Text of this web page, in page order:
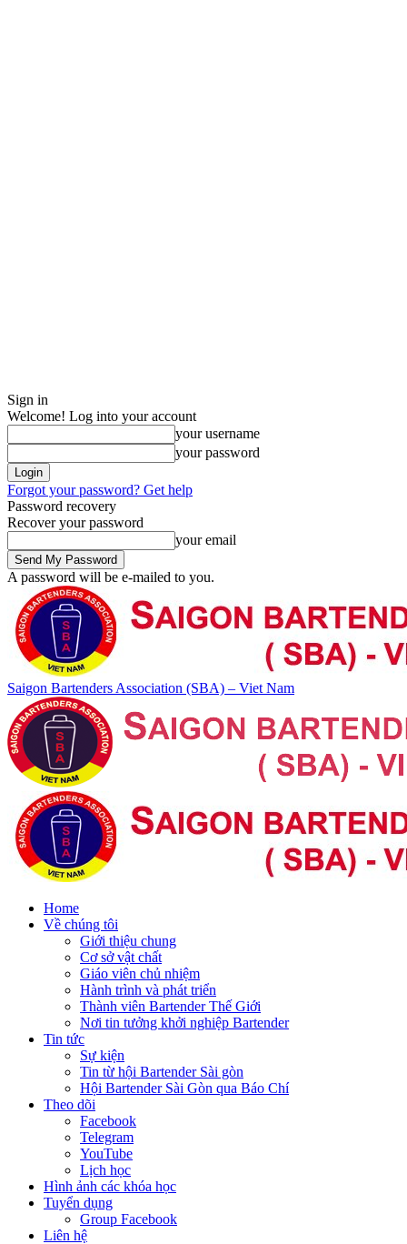
Sign in
Welcome! Log into your account
your username
your password
Forgot your password? Get help
Password recovery
Recover your password
your email
A password will be e-mailed to you.
Saigon Bartenders Association (SBA) – Viet Nam
Home
Về chúng tôi
Giới thiệu chung
Cơ sở vật chất
Giáo viên chủ nhiệm
Hành trình và phát triển
Thành viên Bartender Thế Giới
Nơi tin tưởng khởi nghiệp Bartender
Tin tức
Sự kiện
Tin từ hội Bartender Sài gòn
Hội Bartender Sài Gòn qua Báo Chí
Theo dõi
Facebook
Telegram
YouTube
Lịch học
Hình ảnh các khóa học
Tuyển dụng
Group Facebook
Liên hệ